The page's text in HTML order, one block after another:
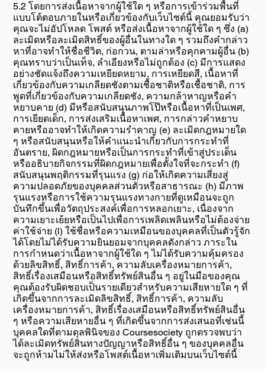
5.2 โดยการส่งเนื้อหาจากผู้ใช้ใด ๆ หรือการเข้าร่วมพื้นที่
แบบโต้ตอบภายในหรือเกี่ยวข้องกับเว็บไซต์นี้ คุณยอมรับว่า
คุณจะไม่อัปโหลด โพสต์ หรือส่งเนื้อหาจากผู้ใช้ใด ๆ ซึ่ง (a)
ละเมิดหรือละเมิดสิทธิ์ของผู้อื่นในทางใด ๆ รวมถึงคำกล่าว
หาที่อาจทำให้ชื่อชีวิต, ก่อกวน, ตามล่าหรือคุกคามผู้อื่น (b)
คุณทราบว่าเป็นเท็จ, ลำเอียงหรือไม่ถูกต้อง (c) มีการแสดง
อย่างชัดแจ้งถึงความเหยียดหยาม, การเหยียดสี, เนื้อหาที่
เกี่ยวข้องกับความเกลียดชังตามเชื้อชาติหรือเชื้อชาติ, การ
พูดที่เกี่ยวข้องกับความเกลียดชัง, ความกล้าหาญหรือคำ
หยาบคาย (d) มีหรือสนับสนุนภาพโป๊หรือเนื้อหาที่เป็นเพศ,
การเยียดเด็ก, การส่งเสริมเนื้อหาเพศ, การกล่าวคำหยาบ
คายหรืออาจทำให้เกิดความรำคาญ (e) ละเมิดกฎหมายใด
ๆ หรือสนับสนุนหรือให้คำแนะนำเกี่ยวกับการกระทำที่
อันตราย, ผิดกฎหมายหรือเป็นการกระทำที่เข้าสู่ประเด็น
หรืออธิบายกิจกรรมที่ผิดกฎหมายเพื่อตั้งใจที่จะกระทำ (f)
สนับสนุนพฤติกรรมที่รุนแรง (g) ก่อให้เกิดความเสี่ยงสู่
ความปลอดภัยของบุคคลส่วนตัวหรือสาธารณะ (h) มีภาพ
รุนแรงหรือการใช้ความรุนแรงทางกายที่ดูเหมือนจะถูก
บันทึกขึ้นเพื่อวัตถุประสงค์เพื่อการหลอกเยาะ, เนื่องจาก
ความเยาะเย้ยหรือเป็นไปเพื่อการเพลิดเพลินหรือไม่ต้องจ่าย
ค่าใช้จ่าย (l) ใช้ชื่อหรือความเหมือนของบุคคลที่เป็นตัวรู้จัก
ได้โดยไม่ได้รับความยินยอมจากบุคคลดังกล่าว ภาระใน
การกำหนดว่าเนื้อหาจากผู้ใช้ใด ๆ ไม่ได้รับความคุ้มครอง
ด้วยลิขสิทธิ์, สิทธิ์การค้า, ความลับเครื่องหมายการค้า,
สิทธิ์เรื่องเสมือนหรือสิทธิ์ทรัพย์สินอื่น ๆ อยู่ในมือของคุณ
คุณต้องรับผิดชอบเป็นรายเดียวสำหรับความเสียหายใด ๆ ที่
เกิดขึ้นจากการละเมิดลิขสิทธิ์, สิทธิ์การค้า, ความลับ
เครื่องหมายการค้า, สิทธิ์เรื่องเสมือนหรือสิทธิ์ทรัพย์สินอื่น
ๆ หรือความเสียหายอื่น ๆ ที่เกิดขึ้นจากการส่งเสนอที่เช่นนี้
บุคคลใดที่ตามดุลพินิจของ Coursesociety ถูกตรวจพบว่า
ได้ละเมิดทรัพย์สินทางปัญญาหรือสิทธิ์อื่น ๆ ของบุคคลอื่น
จะถูกห้ามไม่ให้ส่งหรือโพสต์เนื้อหาเพิ่มเติมบนเว็บไซต์นี้